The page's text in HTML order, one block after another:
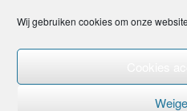
Wij gebruiken cookies om onze